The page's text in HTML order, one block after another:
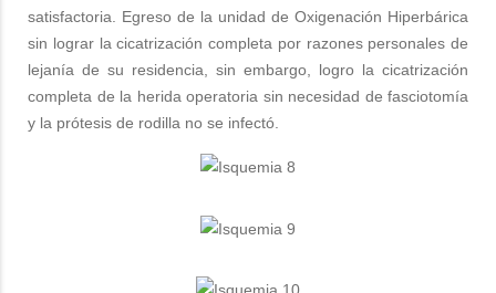
satisfactoria. Egreso de la unidad de Oxigenación Hiperbárica
sin lograr la cicatrización completa por razones personales de
lejanía de su residencia, sin embargo, logro la cicatrización
completa de la herida operatoria sin necesidad de fasciotomía
y la prótesis de rodilla no se infectó.